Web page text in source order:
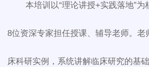
本培训以“理论讲授+实践落地”
8位资深专家担任授课、辅导老师。老
床科研实例，系统讲解临床研究的基